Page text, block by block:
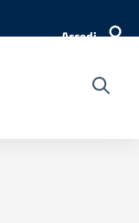
Accedi